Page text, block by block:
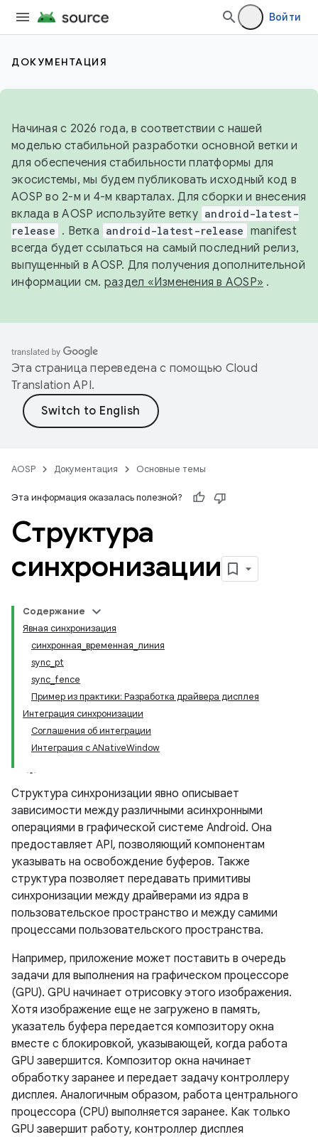
Войти
ДОКУМЕНТАЦИЯ
Начиная с 2026 года, в соответствии с нашей
моделью стабильной разработки основной ветки и
для обеспечения стабильности платформы для
экосистемы, мы будем публиковать исходный код в
AOSP во 2-м и 4-м кварталах. Для сборки и внесения
вклада в AOSP используйте ветку android-latest-
release . Ветка android-latest-release manifest
всегда будет ссылаться на самый последний релиз,
выпущенный в AOSP. Для получения дополнительной
информации см. раздел «Изменения в AOSP» .
Эта страница переведена с помощью Cloud
Translation API.
AOSP Документация Основные темы
Эта информация оказалась полезной?
Структура
синхронизации
Содержание
Явная синхронизация
синхронная_временная_линия
sync_pt
sync_fence
Пример из практики: Разработка драйвера дисплея
Интеграция синхронизации
Соглашения об интеграции
Интеграция с ANativeWindow
Структура синхронизации явно описывает
зависимости между различными асинхронными
операциями в графической системе Android. Она
предоставляет API, позволяющий компонентам
указывать на освобождение буферов. Также
структура позволяет передавать примитивы
синхронизации между драйверами из ядра в
пользовательское пространство и между самими
процессами пользовательского пространства.
Например, приложение может поставить в очередь
задачи для выполнения на графическом процессоре
(GPU). GPU начинает отрисовку этого изображения.
Хотя изображение еще не загружено в память,
указатель буфера передается композитору окна
вместе с блокировкой, указывающей, когда работа
GPU завершится. Композитор окна начинает
обработку заранее и передает задачу контроллеру
дисплея. Аналогичным образом, работа центрального
процессора (CPU) выполняется заранее. Как только
GPU завершит работу, контроллер дисплея